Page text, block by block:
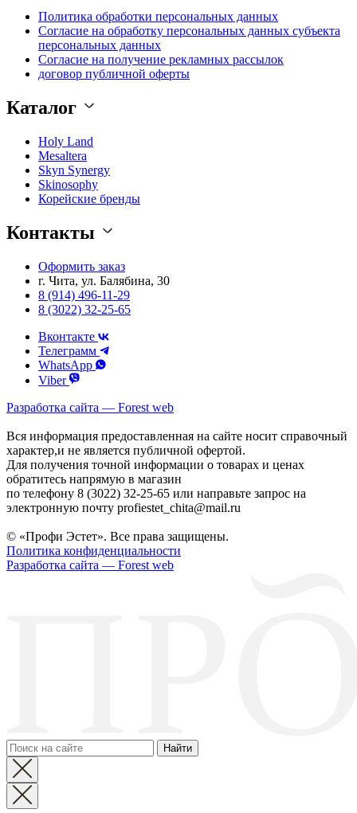
Политика обработки персональных данных
Согласие на обработку персональных данных субъекта
персональных данных
Согласие на получение рекламных рассылок
договор публичной оферты
Каталог
Holy Land
Mesaltera
Skyn Synergy
Skinosophy
Корейские бренды
Контакты
Оформить заказ
г. Чита, ул. Балябина, 30
8 (914) 496-11-29
8 (3022) 32-25-65
Вконтакте
Телеграмм
WhatsApp
Viber
Разработка сайта — Forest web
Вся информация предоставленная на сайте носит справочный
характер,и не является публичной офертой.
Для получения точной информации о товарах и ценах
обратитесь напрямую в магазин
по телефону 8 (3022) 32-25-65 или направьте запрос на
электронную почту profiestet_chita@mail.ru
© «Профи Эстет». Все права защищены.
Политика конфиденциальности
Разработка сайта — Forest web
Найти